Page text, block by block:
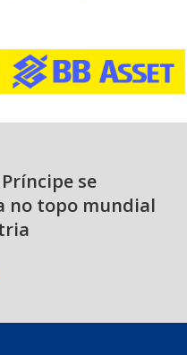
se
no topo mundial